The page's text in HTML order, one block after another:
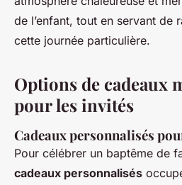
de l’enfant, tout en servant de
cette journée particulière.
Options de cadeaux
pour les invités
Cadeaux personnalisés
Pour célébrer un baptême de
cadeaux personnalisés